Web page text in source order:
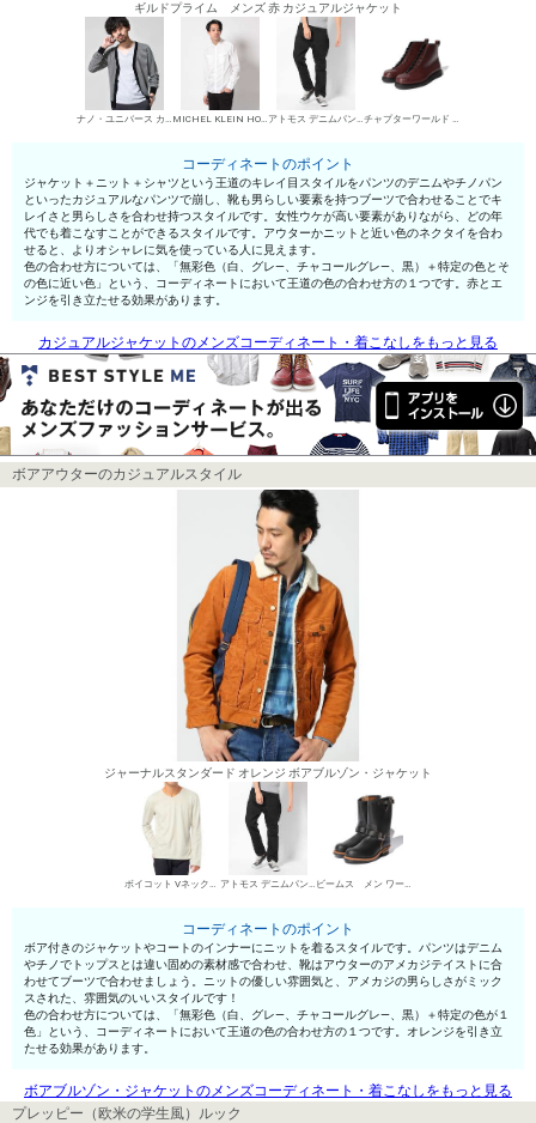
ギルドプライム メンズ 赤 カジュアルジャケット
ナノ・ユニバース カーディガン MICHEL KLEIN HOMME シャツ アトモス デニムパンツ・ジーンズ チャプターワールド ワークブーツ
コーディネートのポイント
ジャケット＋ニット＋シャツという王道のキレイ目スタイルをパンツのデニムやチノパン
といったカジュアルなパンツで崩し、靴も男らしい要素を持つブーツで合わせることでキ
レイさと男らしさを合わせ持つスタイルです。女性ウケが高い要素がありながら、どの年
代でも着こなすことができるスタイルです。アウターかニットと近い色のネクタイを合わ
せると、よりオシャレに気を使っている人に見えます。
色の合わせ方については、「無彩色（白、グレ—、チャコールグレ—、黒）＋特定の色とそ
の色に近い色」という、コーディネートにおいて王道の色の合わせ方の１つです。赤とエ
ンジを引き立たせる効果があります。
カジュアルジャケットのメンズコーディネート・着こなしをもっと見る
ボアアウターのカジュアルスタイル
ジャーナルスタンダード オレンジ ボアブルゾン・ジャケット
ボイコット Vネックセーター アトモス デニムパンツ・ジーンズ ビームス メン ワークブーツ
コーディネートのポイント
ボア付きのジャケットやコートのインナーにニットを着るスタイルです。パンツはデニム
やチノでトップスとは違い固めの素材感で合わせ、靴はアウターのアメカジテイストに合
わせてブーツで合わせましょう。ニットの優しい雰囲気と、アメカジの男らしさがミック
スされた、雰囲気のいいスタイルです！
色の合わせ方については、「無彩色（白、グレ—、チャコールグレ—、黒）＋特定の色が１
色」という、コーディネートにおいて王道の色の合わせ方の１つです。オレンジを引き立
たせる効果があります。
ボアブルゾン・ジャケットのメンズコーディネート・着こなしをもっと見る
プレッピー（欧米の学生風）ルック